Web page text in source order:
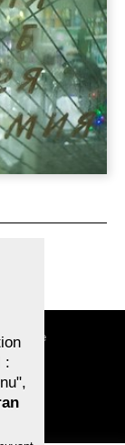
cinefile
: